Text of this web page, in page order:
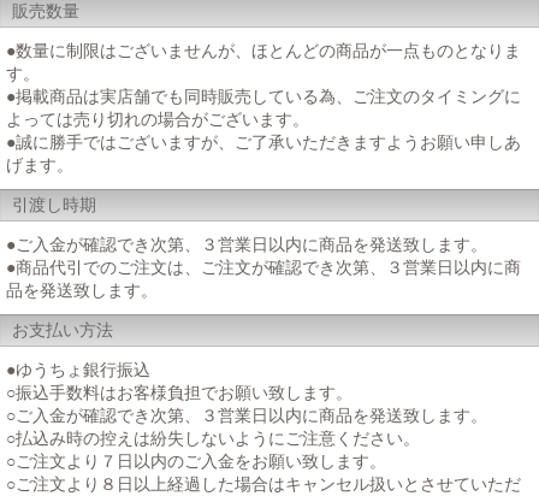
販売数量
●数量に制限はございませんが、ほとんどの商品が一点ものとなりま
す。
●掲載商品は実店舗でも同時販売している為、ご注文のタイミングに
よっては売り切れの場合がございます。
●誠に勝手ではございますが、ご了承いただきますようお願い申しあ
げます。
引渡し時期
●ご入金が確認でき次第、３営業日以内に商品を発送致します。
●商品代引でのご注文は、ご注文が確認でき次第、３営業日以内に商
品を発送致します。
お支払い方法
●ゆうちょ銀行振込
○振込手数料はお客様負担でお願い致します。
○ご入金が確認でき次第、３営業日以内に商品を発送致します。
○払込み時の控えは紛失しないようにご注意ください。
○ご注文より７日以内のご入金をお願い致します。
○ご注文より８日以上経過した場合はキャンセル扱いとさせていただ